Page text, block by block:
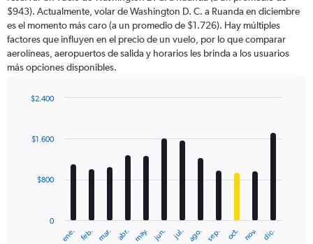
$943). Actualmente, volar de Washington D. C. a Ruanda en diciembre
es el momento más caro (a un promedio de $1.726). Hay múltiples
factores que influyen en el precio de un vuelo, por lo que comparar
aerolíneas, aeropuertos de salida y horarios les brinda a los usuarios
más opciones disponibles.
with
12
The
ene. feb. mar. abr. may. jun. jul. ago. sep. oct. nov. dic.
0
$800
$1.600
$2.400